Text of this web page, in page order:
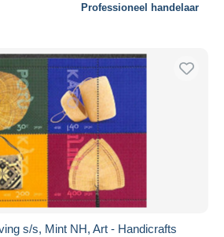
Toepassen
Professioneel handelaar
s/s, Mint NH, Art - Handicrafts